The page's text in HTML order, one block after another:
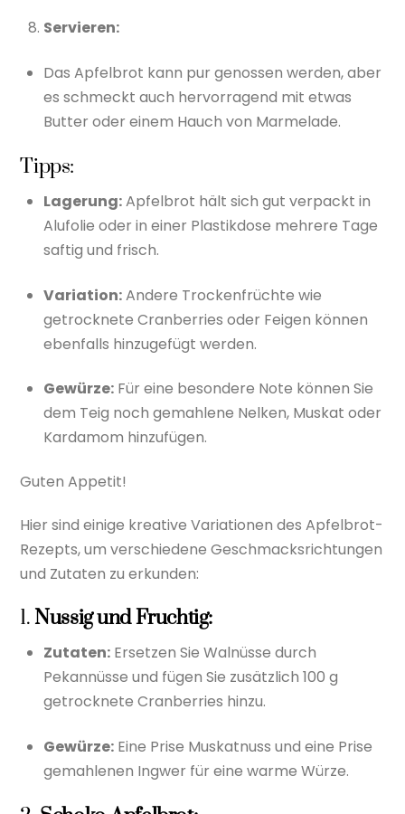
Servieren:
Das Apfelbrot kann pur genossen werden, aber
es schmeckt auch hervorragend mit etwas
Butter oder einem Hauch von Marmelade.
Tipps:
Lagerung:Apfelbrot hält sich gut verpackt in
Alufolie oder in einer Plastikdose mehrere Tage
saftig und frisch.
Variation:Andere Trockenfrüchte wie
getrocknete Cranberries oder Feigen können
ebenfalls hinzugefügt werden.
Gewürze: Für eine besondere Note können Sie
dem Teig noch gemahlene Nelken, Muskat oder
Kardamom hinzufügen.
Guten Appetit!
Hier sind einige kreative Variationen des Apfelbrot-
Rezepts, um verschiedene Geschmacksrichtungen
und Zutaten zu erkunden:
1.Nussig und Fruchtig:
Zutaten: Ersetzen Sie Walnüsse durch
Pekannüsse und fügen Sie zusätzlich 100 g
getrocknete Cranberries hinzu.
Gewürze: Eine Prise Muskatnuss und eine Prise
gemahlenen Ingwer für eine warme Würze.